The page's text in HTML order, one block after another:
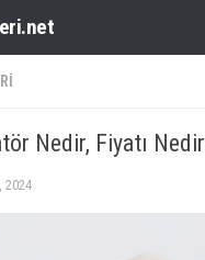
Nedir, Fiyatı
2024